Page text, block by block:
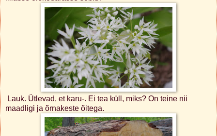
Lauk. Ütlevad, et karu-. Ei tea küll, miks? On teine nii
maadligi ja õrnakeste õitega.